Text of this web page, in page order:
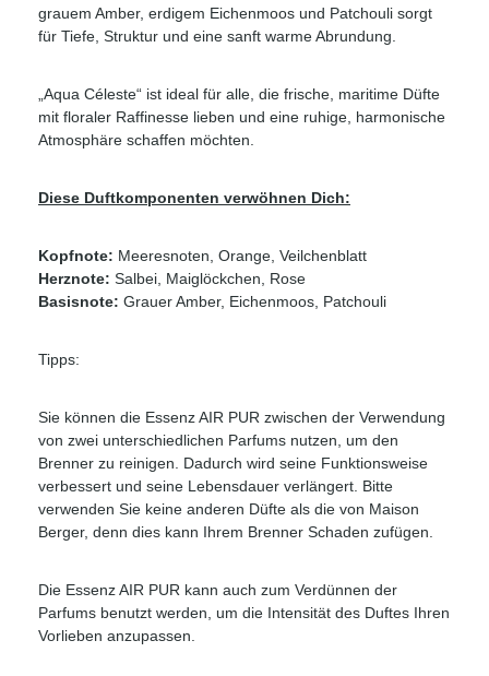
grauem Amber, erdigem Eichenmoos und Patchouli sorgt
für Tiefe, Struktur und eine sanft warme Abrundung.
„Aqua Céleste“ ist ideal für alle, die frische, maritime Düfte
mit floraler Raffinesse lieben und eine ruhige, harmonische
Atmosphäre schaffen möchten.
Diese Duftkomponenten verwöhnen Dich:
Kopfnote: Meeresnoten, Orange, Veilchenblatt
Herznote: Salbei, Maiglöckchen, Rose
Basisnote: Grauer Amber, Eichenmoos, Patchouli
Tipps:
Sie können die Essenz AIR PUR zwischen der Verwendung
von zwei unterschiedlichen Parfums nutzen, um den
Brenner zu reinigen. Dadurch wird seine Funktionsweise
verbessert und seine Lebensdauer verlängert. Bitte
verwenden Sie keine anderen Düfte als die von Maison
Berger, denn dies kann Ihrem Brenner Schaden zufügen.
Die Essenz AIR PUR kann auch zum Verdünnen der
Parfums benutzt werden, um die Intensität des Duftes Ihren
Vorlieben anzupassen.